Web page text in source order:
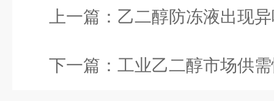
上一篇： 乙二醇防冻液出现异味正
下一篇： 工业乙二醇市场供需情况如何